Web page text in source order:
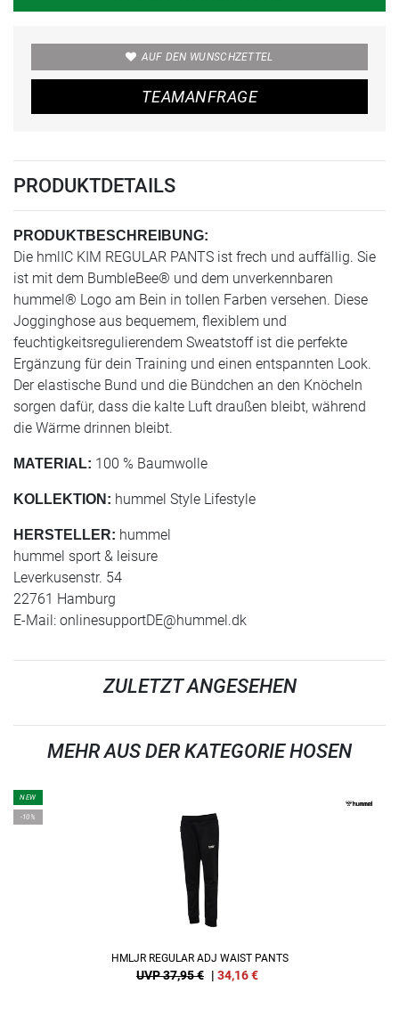
AUF DEN WUNSCHZETTEL
TEAMANFRAGE
PRODUKTDETAILS
PRODUKTBESCHREIBUNG:
Die hmlIC KIM REGULAR PANTS ist frech und auffällig. Sie
ist mit dem BumbleBee® und dem unverkennbaren
hummel® Logo am Bein in tollen Farben versehen. Diese
Jogginghose aus bequemem, flexiblem und
feuchtigkeitsregulierendem Sweatstoff ist die perfekte
Ergänzung für dein Training und einen entspannten Look.
Der elastische Bund und die Bündchen an den Knöcheln
sorgen dafür, dass die kalte Luft draußen bleibt, während
die Wärme drinnen bleibt.
MATERIAL: 100 % Baumwolle
KOLLEKTION: hummel Style Lifestyle
HERSTELLER: hummel
hummel sport & leisure
Leverkusenstr. 54
22761 Hamburg
E-Mail: onlinesupportDE@hummel.dk
ZULETZT ANGESEHEN
MEHR AUS DER KATEGORIE HOSEN
NEW
-10%
HMLJR REGULAR ADJ WAIST PANTS
UVP 37,95 € | 34,16€